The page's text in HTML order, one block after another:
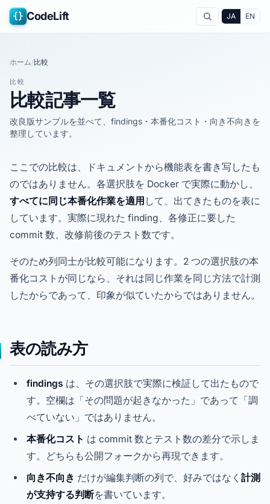
{} CodeLift JA EN
ホーム/比較
比較
比較記事一覧
改良版サンプルを並べて、findings・本番化コスト・向き不向きを
整理しています。
ここでの比較は、ドキュメントから機能表を書き写したも
のではありません。各選択肢を Docker で実際に動かし、
すべてに同じ本番化作業を適用 して、出てきたものを表に
しています。実際に現れた finding、各修正に要した
commit 数、改修前後のテスト数です。
そのため列同士が比較可能になります。2 つの選択肢の本
番化コストが同じなら、それは同じ作業を同じ方法で計測
したからであって、印象が似ていたからではありません。
表の読み方
findings は、その選択肢で実際に検証して出たもので
す。空欄は「その問題が起きなかった」であって「調
べていない」ではありません。
本番化コスト は commit 数とテスト数の差分で示しま
す。どちらも公開フォークから再現できます。
向き不向き だけが編集判断の列で、好みではなく 計測
が支持する判断を書いています。